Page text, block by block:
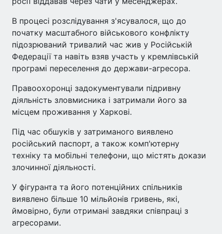
В процесі розслідування з'ясувалося, що до
початку масштабного військового конфлікту
підозрюваний тривалий час жив у Російській
Федерації та навіть взяв участь у кремлівській
програмі переселення до держави-агресора.
Правоохоронці задокументували підривну
діяльність зловмисника і затримали його за
місцем проживання у Харкові.
Під час обшуків у затриманого виявлено
російський паспорт, а також комп'ютерну
техніку та мобільні телефони, що містять докази
злочинної діяльності.
У фігуранта та його потенційних спільників
виявлено більше 10 мільйонів гривень, які,
ймовірно, були отримані завдяки співпраці з
агресорами.